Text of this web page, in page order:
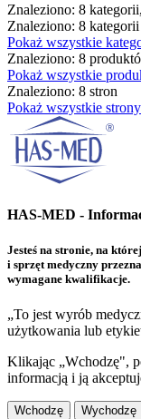
Znaleziono: 8
Znaleziono: 8 kategorii
Pokaż wszystkie
Znaleziono: 8
Pokaż wszystkie
Znaleziono: 8 stron
Pokaż wszystkie strony
HAS-MED -
Jesteś na stronie, na
i sprzęt medyczny
wymagane kwalifikacje.
„To jest wyrób
użytkowania lub
Klikając „Wchodzę",
informacją i ją
Wchodzę Wychodzę